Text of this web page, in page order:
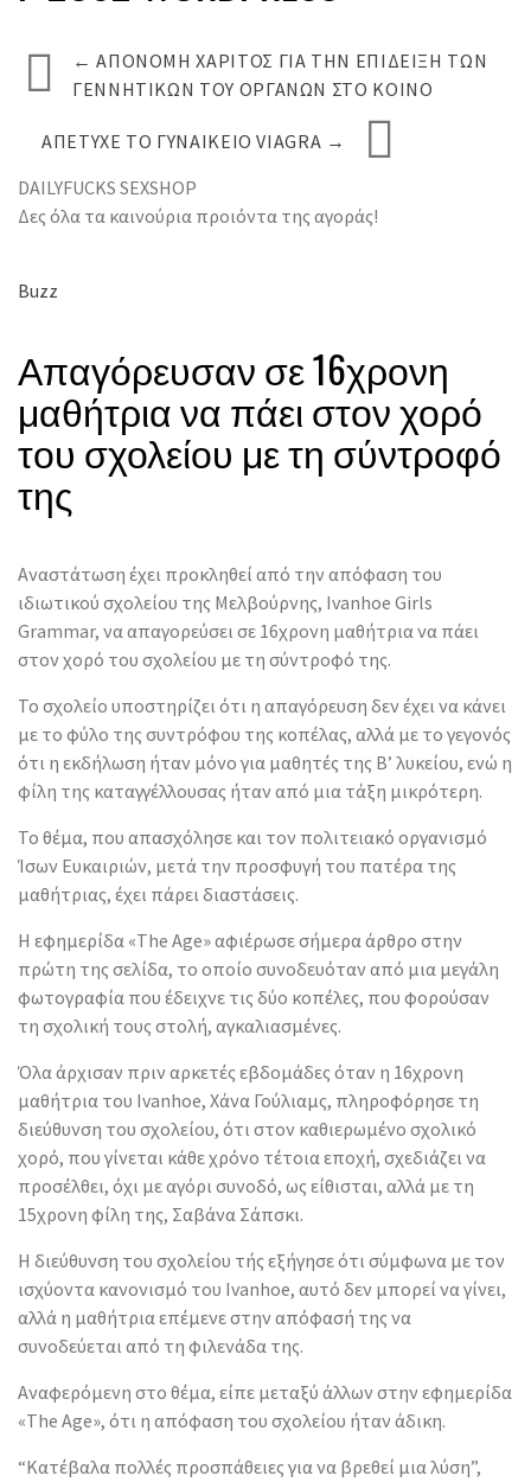
← ΑΠΟΝΟΜΉ ΧΆΡΙΤΟΣ ΓΙΑ ΤΗΝ ΕΠΊΔΕΙΞΗ ΤΩΝ
ΓΕΝΝΗΤΙΚΏΝ ΤΟΥ ΟΡΓΆΝΩΝ ΣΤΟ ΚΟΙΝΌ
ΑΠΈΤΥΧΕ ΤΟ ΓΥΝΑΙΚΕΊΟ VIAGRA →
DAILYFUCKS SEXSHOP
Δες όλα τα καινούρια προιόντα της αγοράς!
Buzz
Απαγόρευσαν σε 16χρονη
μαθήτρια να πάει στον χορό
του σχολείου με τη σύντροφό
της
Αναστάτωση έχει προκληθεί από την απόφαση του
ιδιωτικού σχολείου της Μελβούρνης, Ivanhoe Girls
Grammar, να απαγορεύσει σε 16χρονη μαθήτρια να πάει
στον χορό του σχολείου με τη σύντροφό της.
Το σχολείο υποστηρίζει ότι η απαγόρευση δεν έχει να κάνει
με το φύλο της συντρόφου της κοπέλας, αλλά με το γεγονός
ότι η εκδήλωση ήταν μόνο για μαθητές της Β’ λυκείου, ενώ η
φίλη της καταγγέλλουσας ήταν από μια τάξη μικρότερη.
Το θέμα, που απασχόλησε και τον πολιτειακό οργανισμό
Ίσων Ευκαιριών, μετά την προσφυγή του πατέρα της
μαθήτριας, έχει πάρει διαστάσεις.
Η εφημερίδα «The Age» αφιέρωσε σήμερα άρθρο στην
πρώτη της σελίδα, το οποίο συνοδευόταν από μια μεγάλη
φωτογραφία που έδειχνε τις δύο κοπέλες, που φορούσαν
τη σχολική τους στολή, αγκαλιασμένες.
Όλα άρχισαν πριν αρκετές εβδομάδες όταν η 16χρονη
μαθήτρια του Ivanhoe, Χάνα Γούλιαμς, πληροφόρησε τη
διεύθυνση του σχολείου, ότι στον καθιερωμένο σχολικό
χορό, που γίνεται κάθε χρόνο τέτοια εποχή, σχεδιάζει να
προσέλθει, όχι με αγόρι συνοδό, ως είθισται, αλλά με τη
15χρονη φίλη της, Σαβάνα Σάπσκι.
Η διεύθυνση του σχολείου τής εξήγησε ότι σύμφωνα με τον
ισχύοντα κανονισμό του Ivanhoe, αυτό δεν μπορεί να γίνει,
αλλά η μαθήτρια επέμενε στην απόφασή της να
συνοδεύεται από τη φιλενάδα της.
Αναφερόμενη στο θέμα, είπε μεταξύ άλλων στην εφημερίδα
«The Age», ότι η απόφαση του σχολείου ήταν άδικη.
“Κατέβαλα πολλές προσπάθειες για να βρεθεί μια λύση”,